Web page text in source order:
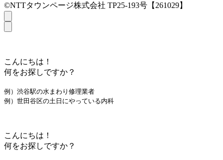
©NTTタウンページ株式会社 TP25-193号【261029】
こんにちは！
何をお探しですか？
例）渋谷駅の水まわり修理業者
例）世田谷区の土日にやっている内科
こんにちは！
何をお探しですか？